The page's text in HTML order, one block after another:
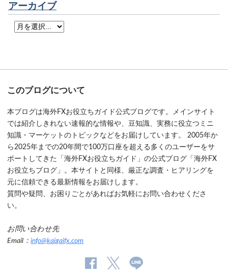
アーカイブ
このブログについて
本ブログは海外FXお役立ちガイド公式ブログです。メインサイト
では紹介しきれない速報的な情報や、豆知識、実務に役立つミニ
知識・マーケットのトピックなどをお届けしています。 2005年か
ら2025年までの20年間で100万口座を超える多くのユーザーをサ
ポートしてきた「海外FXお役立ちガイド」の公式ブログ「海外FX
お役立ちブログ」。本サイトと同様、厳正な調査・ヒアリングを
元に信頼できる最新情報をお届けします。
質問や疑問、お困りごとがあればお気軽にお問い合わせくださ
い。
お問い合わせ先
Email：info@kaigaifx.com